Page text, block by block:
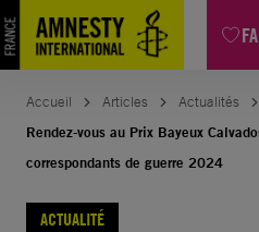
Aller
au
contenu
Accueil Articles
Actualités
Rendez-vous au Prix Bayeux
correspondants de guerre 2024
ACTUALITÉ